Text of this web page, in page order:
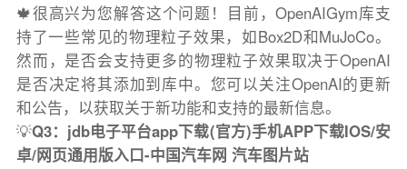
🍁很高兴为您解答这个问题！目前，OpenAIGym库支
持了一些常见的物理粒子效果，如Box2D和MuJoCo。
然而，是否会支持更多的物理粒子效果取决于OpenAI
是否决定将其添加到库中。您可以关注OpenAI的更新
和公告，以获取关于新功能和支持的最新信息。
💡Q3：jdb电子平台app下载(官方)手机APP下载IOS/安
卓/网页通用版入口-中国汽车网 汽车图片站